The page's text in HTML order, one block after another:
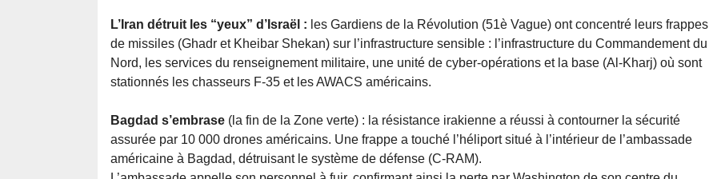
L’Iran détruit les “yeux” d’Israël : les Gardiens de la Révolution (51è Vague) ont concentré leurs frappes
de missiles (Ghadr et Kheibar Shekan) sur l’infrastructure sensible : l’infrastructure du Commandement du
Nord, les services du renseignement militaire, une unité de cyber-opérations et la base (Al-Kharj) où sont
stationnés les chasseurs F-35 et les AWACS américains.
Bagdad s’embrase (la fin de la Zone verte) : la résistance irakienne a réussi à contourner la sécurité
assurée par 10 000 drones américains. Une frappe a touché l’héliport situé à l’intérieur de l’ambassade
américaine à Bagdad, détruisant le système de défense (C-RAM).